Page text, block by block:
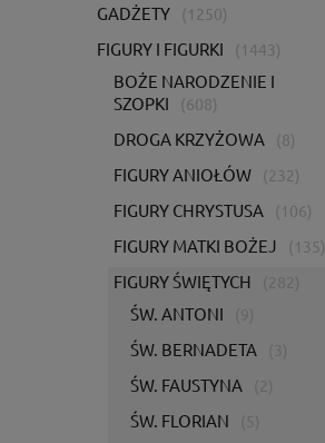
GADŻETY (1250)
FIGURY I FIGURKI (1443)
BOŻE NARODZENIE I
SZOPKI
(608)
DROGA KRZYŻOWA (8)
FIGURY ANIOŁÓW (232)
FIGURY CHRYSTUSA (106)
FIGURY MATKI BOŻEJ (135)
FIGURY ŚWIĘTYCH
ŚW. ANTONI
ŚW. BERNADETA
ŚW. FAUSTYNA
ŚW. FLORIAN